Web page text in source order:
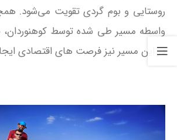
روستایی و بوم‌ گردی تقویت می‌شود.
واسطه مسیر طی شده توسط
در این مسیر نیز فرصت‌ های اقتصادی